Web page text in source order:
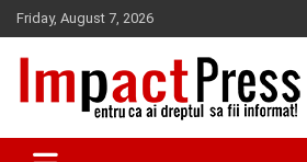
Skip
to
content
Friday, August 7, 2026
IMPACTPRESS